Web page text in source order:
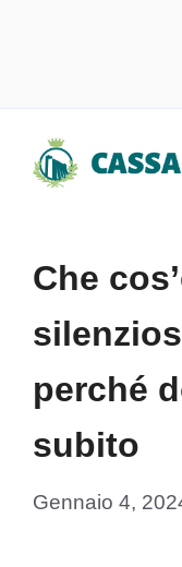
Che
perché
subito
Gennaio 4,